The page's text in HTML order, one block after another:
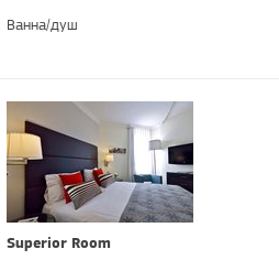
Ванна/душ
Superior Room